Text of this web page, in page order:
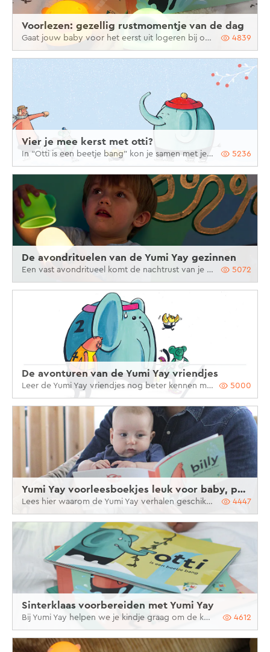
Voorlezen: gezellig rustmomentje van de dag
Gaat jouw baby voor het eerst uit logeren bij oma en opa? 4839
Vier je mee kerst met otti?
In “Otti is een beetje bang” kon je samen met je kindje al lezen dat Otti niet zo’n dapper olifantje is. Maar hoe zou Otti Kerstmis vieren? We vertellen het je graag! 5236
De avondrituelen van de Yumi Yay gezinnen
Een vast avondritueel komt de nachtrust van je kindje én jezelf ten goede 5072
De avonturen van de Yumi Yay vriendjes
Leer de Yumi Yay vriendjes nog beter kennen met behulp van de bijhorende boekjes 5000
Yumi Yay voorleesboekjes leuk voor baby, peuter en kleuter
Lees hier waarom de Yumi Yay verhalen geschikt zijn voor zowel jonge baby’s van 6 maanden, als kleuters van 4 jaar. 4447
Sinterklaas voorbereiden met Yumi Yay
Bij Yumi Yay helpen we je kindje graag om de komst van Sinterklaas voor te bereiden! 4612